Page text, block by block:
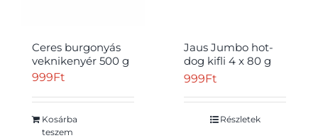
Ceres burgonyás
veknikenyér 500 g
999Ft
Kosárba
teszem
Jaus Jumbo hot-
dog kifli 4 x 80 g
(320 g)
999Ft
Részletek